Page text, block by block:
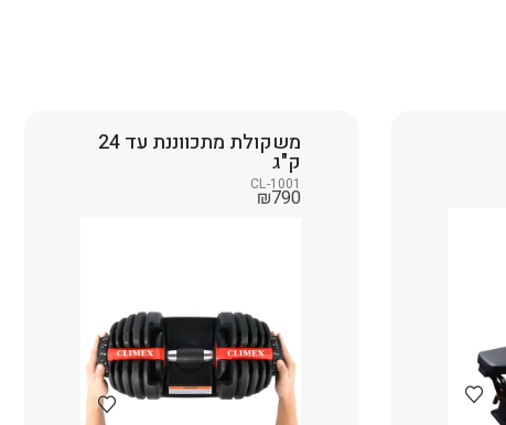
משקולת מתכווננת עד 24
ק"ג
CL-1001
₪790